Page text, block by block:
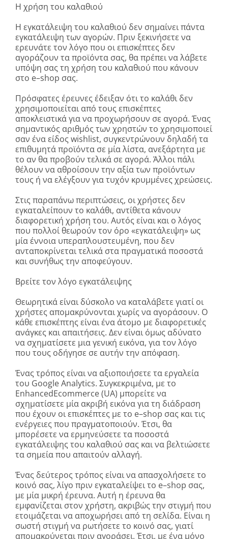
Η χρήση του καλαθιού
Η εγκατάλειψη του καλαθιού δεν σημαίνει πάντα
εγκατάλειψη των αγορών. Πριν ξεκινήσετε να
ερευνάτε τον λόγο που οι επισκέπτες δεν
αγοράζουν τα προϊόντα σας, θα πρέπει να λάβετε
υπόψη σας τη χρήση του καλαθιού που κάνουν
στο e–shop σας.
Πρόσφατες έρευνες έδειξαν ότι το καλάθι δεν
χρησιμοποιείται από τους επισκέπτες
αποκλειστικά για να προχωρήσουν σε αγορά. Ένας
σημαντικός αριθμός των χρηστών το χρησιμοποιεί
σαν ένα είδος wishlist, συγκεντρώνουν δηλαδή τα
επιθυμητά προϊόντα σε μία λίστα, ανεξάρτητα με
το αν θα προβούν τελικά σε αγορά. Άλλοι πάλι
θέλουν να αθροίσουν την αξία των προϊόντων
τους ή να ελέγξουν για τυχόν κρυμμένες χρεώσεις.
Στις παραπάνω περιπτώσεις, οι χρήστες δεν
εγκαταλείπουν το καλάθι, αντίθετα κάνουν
διαφορετική χρήση του. Αυτός είναι και ο λόγος
που πολλοί θεωρούν τον όρο «εγκατάλειψη» ως
μία έννοια υπεραπλουστευμένη, που δεν
ανταποκρίνεται τελικά στα πραγματικά ποσοστά
και συνήθως την αποφεύγουν.
Βρείτε τον λόγο εγκατάλειψης
Θεωρητικά είναι δύσκολο να καταλάβετε γιατί οι
χρήστες απομακρύνονται χωρίς να αγοράσουν. Ο
κάθε επισκέπτης είναι ένα άτομο με διαφορετικές
ανάγκες και απαιτήσεις. Δεν είναι όμως αδύνατο
να σχηματίσετε μια γενική εικόνα, για τον λόγο
που τους οδήγησε σε αυτήν την απόφαση.
Ένας τρόπος είναι να αξιοποιήσετε τα εργαλεία
του GoogleAnalytics. Συγκεκριμένα, με το
EnhancedEcommerce(UA) μπορείτε να
σχηματίσετε μία ακριβή εικόνα για τη διάδραση
που έχουν οι επισκέπτες με το e–shop σας και τις
ενέργειες που πραγματοποιούν. Έτσι, θα
μπορέσετε να ερμηνεύσετε τα ποσοστά
εγκατάλειψης του καλαθιού σας και να βελτιώσετε
τα σημεία που απαιτούν αλλαγή.
Ένας δεύτερος τρόπος είναι να απασχολήσετε το
κοινό σας, λίγο πριν εγκαταλείψει το e–shop σας,
με μία μικρή έρευνα. Αυτή η έρευνα θα
εμφανίζεται στον χρήστη, ακριβώς την στιγμή που
ετοιμάζεται να αποχωρήσει από τη σελίδα. Είναι η
σωστή στιγμή να ρωτήσετε το κοινό σας, γιατί
απομακρύνεται πριν αγοράσει. Έτσι, με ένα μόνο